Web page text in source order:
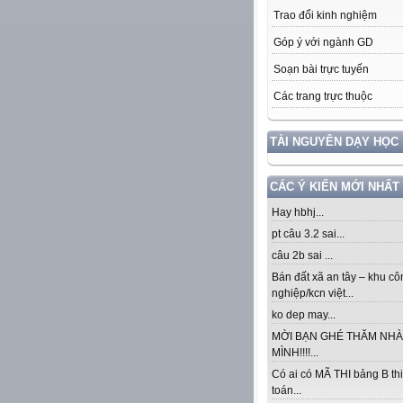
Trao đổi kinh nghiệm
Góp ý với ngành GD
Soạn bài trực tuyến
Các trang trực thuộc
TÀI NGUYÊN DẠY HỌC
CÁC Ý KIẾN MỚI NHẤT
Hay hbhj...
pt câu 3.2 sai...
câu 2b sai ...
Bán đất xã an tây – khu
nghiệp/kcn việt...
ko dep may...
MỜI BẠN GHÉ THĂM NHÀ
MÌNH!!!!...
Có ai có MÃ THI bảng B
toán...